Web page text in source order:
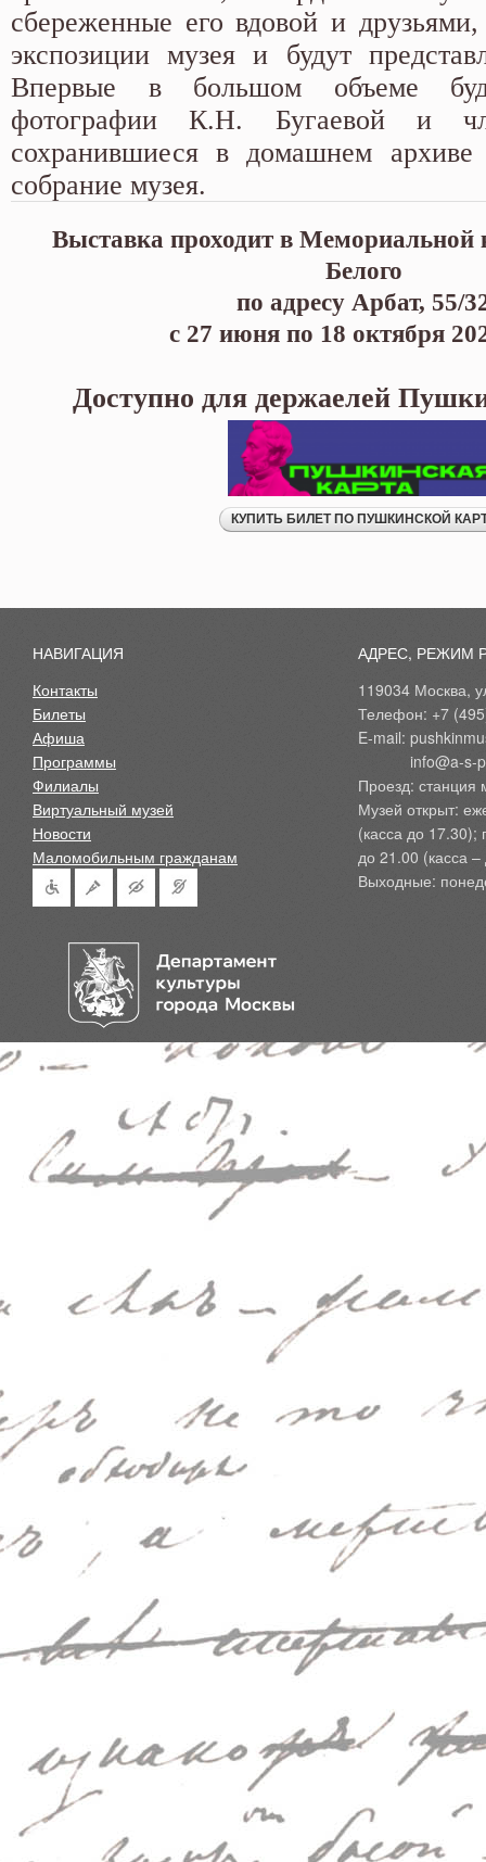
сбереженные его вдовой и
экспозиции музея и будут
Впервые в большом объеме
фотографии К.Н. Бугаевой и
сохранившиеся в домашнем
собрание музея.
Выставка проходит в Мемориальной
Белого
по адресу Арбат, 55/
с 27 июня по 18 октября
Доступно для держаелей
НАВИГАЦИЯ
Контакты
Билеты
Афиша
Программы
Филиалы
Виртуальный музей
Новости
Маломобильным гражданам
АДРЕС, РЕЖИМ
119034 Москва,
Телефон: +7
E-mail:
Проезд: станция
Музей открыт:
(касса до 17.30);
до 21.00 (касса
Выходные: